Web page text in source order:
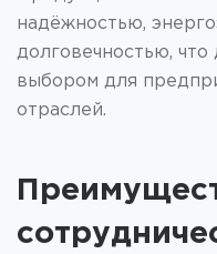
надёжностью,
долговечностью,
выбором для
отраслей.